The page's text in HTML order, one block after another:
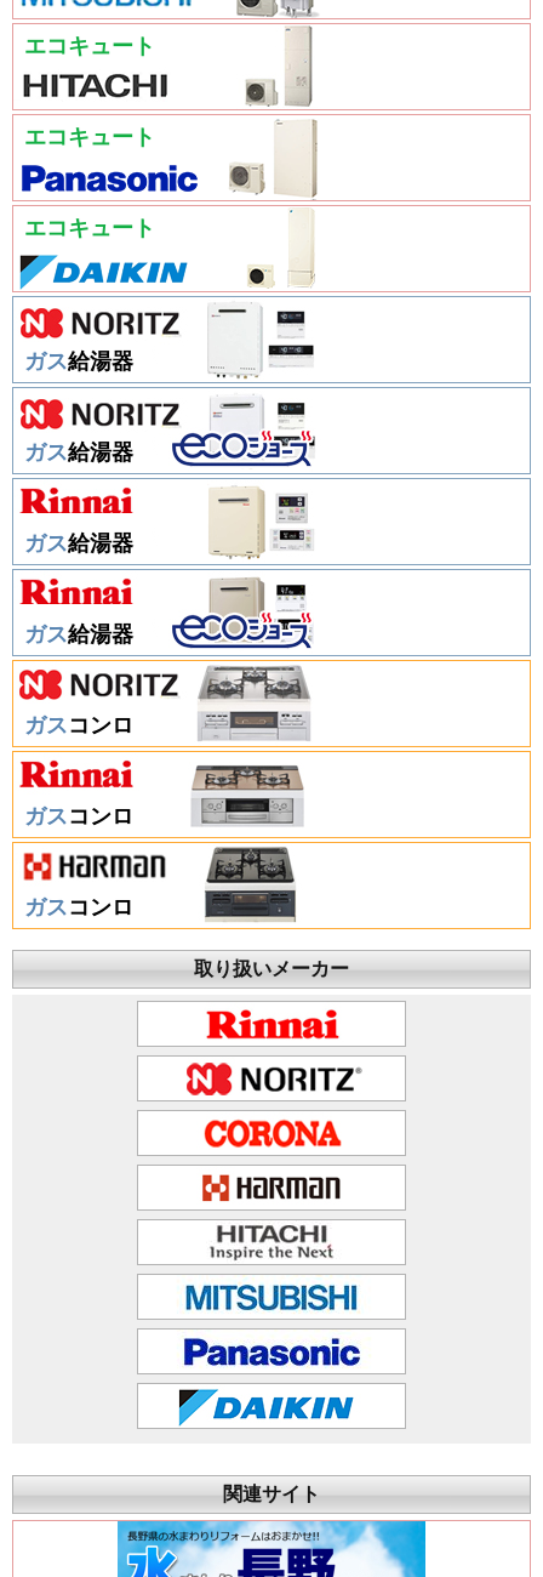
エコキュート
エコキュート
エコキュート
ガス給湯器
ガス給湯器
ガス給湯器
ガス給湯器
ガス コンロ
ガス コンロ
ガス コンロ
取り扱いメーカー
関連サイト